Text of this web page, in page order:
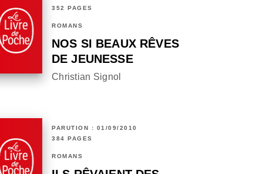
352 PAGES
ROMANS
NOS SI BEAUX RÊVES
DE JEUNESSE
Christian Signol
PARUTION : 01/09/2010
384 PAGES
ROMANS